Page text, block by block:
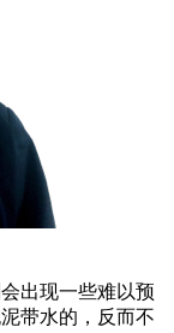
出现一些难以预
带水的，反而不